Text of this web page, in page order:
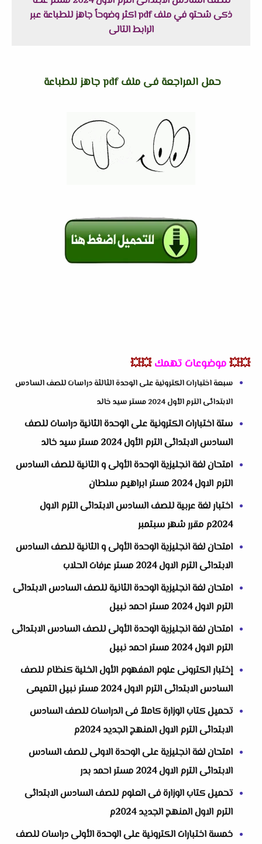
ذكى شحتو في ملف pdf اكثر وضوحاً جاهز للطباعة عبر
الرابط التالى
حمل المراجعة فى ملف pdf جاهز للطباعة
💥💥موضوعات تهمك 💥💥
سبعة اختبارات الكترونية على الوحدة الثالثة دراسات للصف السادس
الابتدائى الترم الأول 2024 مستر سيد خالد
ستة اختبارات الكترونية على الوحدة الثانية دراسات للصف
السادس الابتدائى الترم الأول 2024 مستر سيد خالد
امتحان لغة انجليزية الوحدة الأولى و الثانية للصف السادس
الترم الاول 2024 مستر ابراهيم سلطان
اختبار لغة عربية للصف السادس الابتدائى الترم الاول
2024م مقرر شهر سبتمبر
امتحان لغة انجليزية الوحدة الأولى و الثانية للصف السادس
الابتدائى الترم الاول 2024 مستر عرفات الحلاب
امتحان لغة انجليزية الوحدة الثانية للصف السادس الابتدائى
الترم الاول 2024 مستر احمد نبيل
امتحان لغة انجليزية الوحدة الأولى للصف السادس الابتدائى
الترم الاول 2024 مستر احمد نبيل
إختبار الكترونى علوم المفهوم الأول الخلية كنظام للصف
السادس الابتدائى الترم الاول 2024 مستر نبيل التميمى
تحميل كتاب الوزارة كاملاً فى الدراسات للصف السادس
الابتدائى الترم الاول المنهج الجديد 2024م
امتحان لغة انجليزية على الوحدة الاولى للصف السادس
الابتدائى الترم الاول 2024 مستر احمد بدر
تحميل كتاب الوزارة فى العلوم للصف السادس الابتدائى
الترم الاول المنهج الجديد 2024م
خمسة اختبارات الكترونية على الوحدة الأولى دراسات للصف